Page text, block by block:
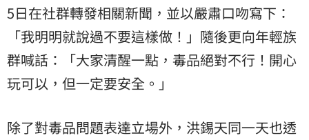
5日在社群轉發相關新聞，並以嚴肅口吻寫下：
「我明明就說過不要這樣做！」隨後更向年輕族
群喊話：「大家清醒一點，毒品絕對不行！開心
玩可以，但一定要安全。」
除了對毒品問題表達立場外，洪錫天同一天也透